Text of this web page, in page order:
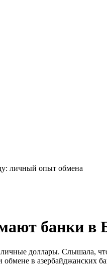
личный опыт обмена
банки в
доллары. Слышала,
в азербайджанских